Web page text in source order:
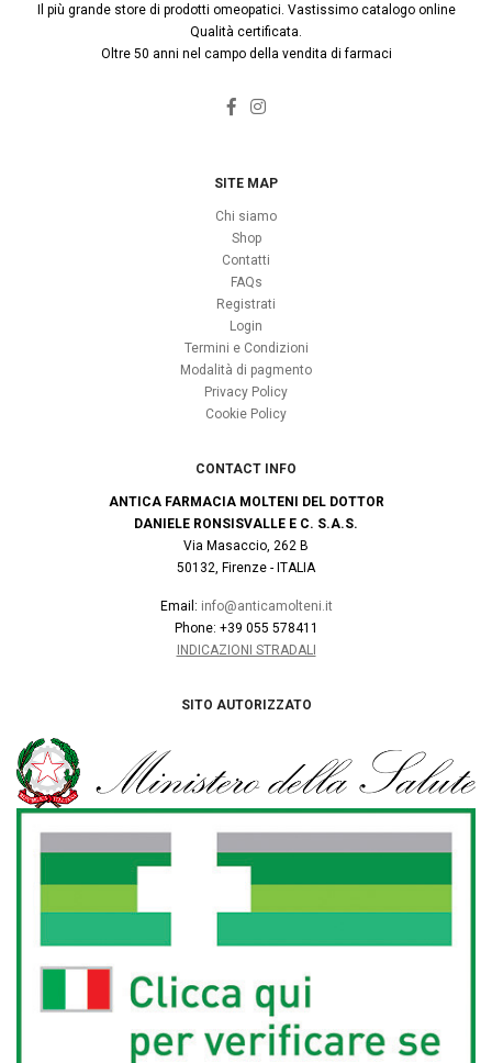
Il più grande store di prodotti omeopatici. Vastissimo catalogo online
Qualità certificata.
Oltre 50 anni nel campo della vendita di farmaci
SITE MAP
Chi siamo
Shop
Contatti
FAQs
Registrati
Login
Termini e Condizioni
Modalità di pagmento
Privacy Policy
Cookie Policy
CONTACT INFO
ANTICA FARMACIA MOLTENI DEL DOTTOR
DANIELE RONSISVALLE E C. S.A.S.
Via Masaccio, 262 B
50132, Firenze - ITALIA
Email: info@anticamolteni.it
Phone: +39 055 578411
INDICAZIONI STRADALI
SITO AUTORIZZATO